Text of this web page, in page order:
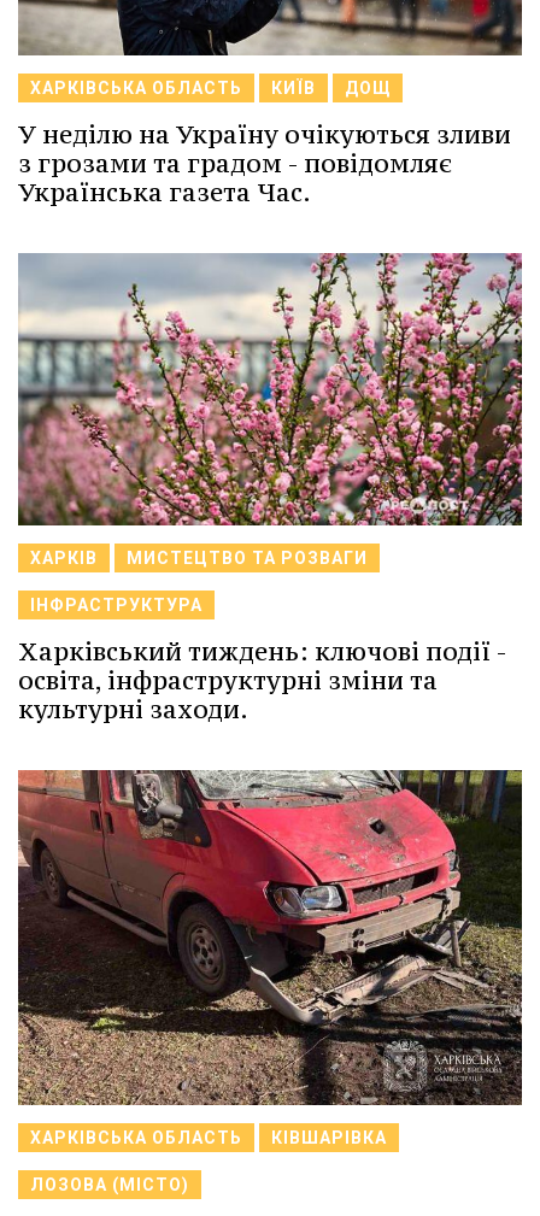
ХАРКІВСЬКА ОБЛАСТЬ КИЇВ ДОЩ
У неділю на Україну очікуються зливи
з грозами та градом - повідомляє
Українська газета Час.
ХАРКІВ МИСТЕЦТВО ТА РОЗВАГИ
ІНФРАСТРУКТУРА
Харківський тиждень: ключові події -
освіта, інфраструктурні зміни та
культурні заходи.
ХАРКІВСЬКА ОБЛАСТЬ КІВШАРІВКА
ЛОЗОВА (МІСТО)